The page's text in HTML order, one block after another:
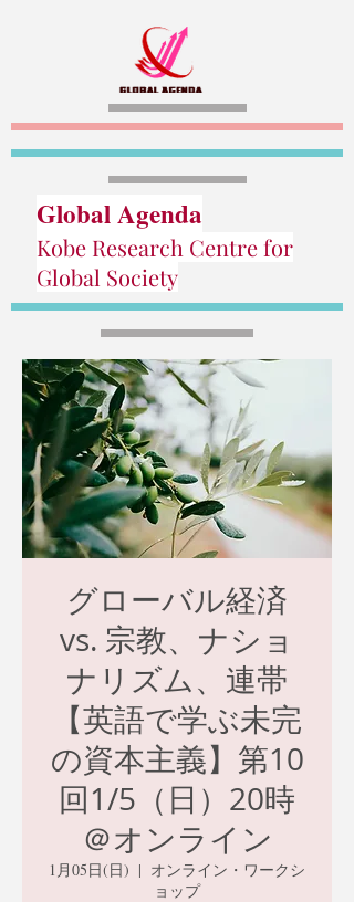
Global Agenda
Kobe Research Centre for
Global Society
グローバル経済
vs. 宗教、ナショ
ナリズム、連帯
【英語で学ぶ未完
の資本主義】第10
回1/5（日）20時
＠オンライン
1月05日(日)
  |
オンライン・ワークシ
ョップ